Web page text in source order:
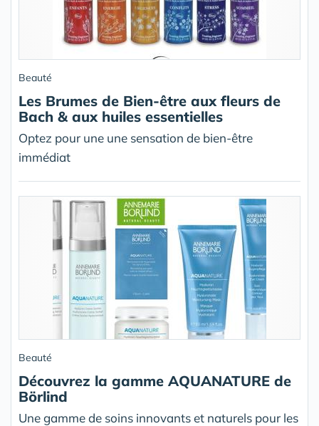
Beauté
Les Brumes de Bien-être aux fleurs de
Bach & aux huiles essentielles
Optez pour une une sensation de bien-être
immédiat
Beauté
Découvrez la gamme AQUANATURE de
Börlind
Une gamme de soins innovants et naturels pour les